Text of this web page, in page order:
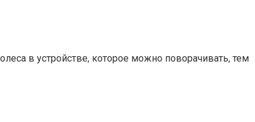
в устройстве, которое можно поворачивать, тем